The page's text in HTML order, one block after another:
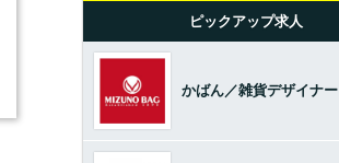
ピックアップ求人
かばん／雑貨デザイナー